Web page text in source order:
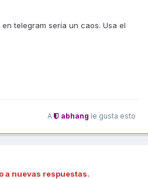
telegram sería un caos. Usa el
A abhang le gusta esto
a nuevas respuestas.